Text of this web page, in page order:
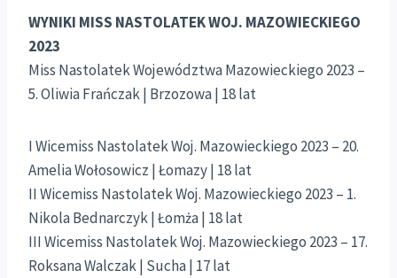
WYNIKI MISS NASTOLATEK WOJ. MAZOWIECKIEGO
2023
Miss Nastolatek Województwa Mazowieckiego 2023 –
5. Oliwia Frańczak | Brzozowa | 18 lat
I Wicemiss Nastolatek Woj. Mazowieckiego 2023 – 20.
Amelia Wołosowicz | Łomazy | 18 lat
II Wicemiss Nastolatek Woj. Mazowieckiego 2023 – 1.
Nikola Bednarczyk | Łomża | 18 lat
III Wicemiss Nastolatek Woj. Mazowieckiego 2023 – 17.
Roksana Walczak | Sucha | 17 lat